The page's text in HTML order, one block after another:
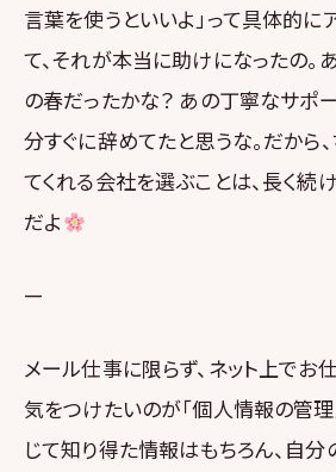
言葉を使うといいよ」って具体的に
て、それが本当に助けになったの。
の春だったかな？ あの丁寧なサポ
分すぐに辞めてたと思うな。だから
てくれる会社を選ぶことは、長く続
だよ
—
メール仕事に限らず、ネット上でお
気をつけたいのが「個人情報の管理
じて知り得た情報はもちろん、自分